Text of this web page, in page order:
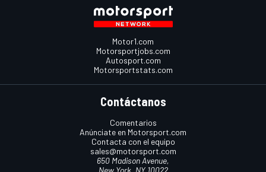
Motor1.com
Motorsportjobs.com
Autosport.com
Motorsportstats.com
Contáctanos
Comentarios
Anúnciate en Motorsport.com
Contacta con el equipo
sales@motorsport.com
650 Madison Avenue,